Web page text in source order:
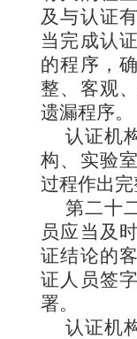
及与认证
当完成认
的程序，
整、客观
遗漏程序。
认证机
构、实验
过程作出完
第二十
员应当及
证结论的
证人员签
署。
认证机